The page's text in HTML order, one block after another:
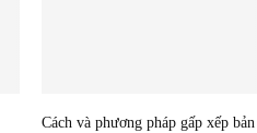
Cách và phương pháp gấp xếp bản